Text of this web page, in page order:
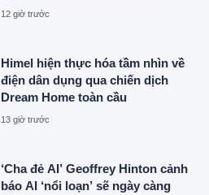
đầu
12 giờ trước
Himel hiện thực hóa tầm nhìn về
điện dân dụng qua chiến dịch
Dream Home toàn cầu
13 giờ trước
‘Cha đẻ AI’ Geoffrey Hinton cảnh
báo AI ‘nổi loạn’ sẽ ngày càng